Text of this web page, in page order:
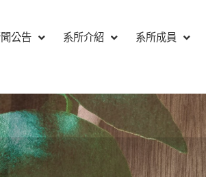
公告 系所介紹 系所成員